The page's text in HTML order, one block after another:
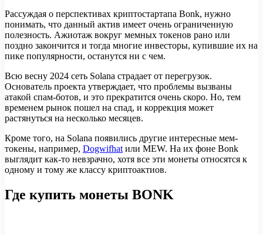
Рассуждая о перспективах криптостартапа Bonk, нужно
понимать, что данный актив имеет очень ограниченную
полезность. Ажиотаж вокруг мемных токенов рано или
поздно закончится и тогда многие инвесторы, купившие их на
пике популярности, останутся ни с чем.
Всю весну 2024 сеть Solana страдает от перегрузок.
Основатель проекта утверждает, что проблемы вызваны
атакой спам-ботов, и это прекратится очень скоро. Но, тем
временем рынок пошел на спад, и коррекция может
растянуться на несколько месяцев.
Кроме того, на Solana появились другие интересные мем-
токены, например, Dogwifhat или MEW. На их фоне Bonk
выглядит как-то невзрачно, хотя все эти монеты относятся к
одному и тому же классу криптоактиов.
Где купить монеты BONK